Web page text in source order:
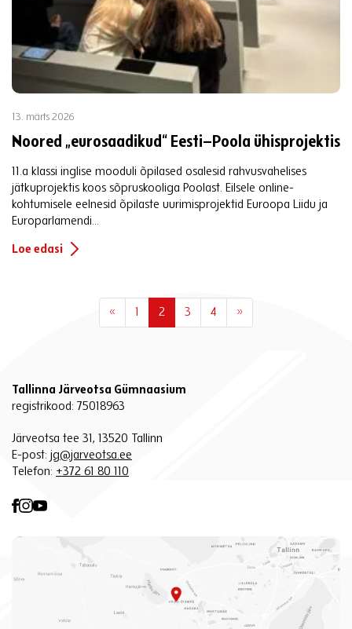
13. märts 2026
Noored „eurosaadikud“ Eesti–Poola ühisprojektis
11.a klassi inglise mooduli õpilased osalesid rahvusvahelises
jätkuprojektis koos sõpruskooliga Poolast. Eilsele online-
kohtumisele eelnesid õpilaste uurimisprojektid Euroopa Liidu ja
Europarlamendi...
Loe edasi
« 1 2 3 4 »
Tallinna Järveotsa Gümnaasium
registrikood: 75018963
Järveotsa tee 31, 13520 Tallinn
E-post: jg@jarveotsa.ee
Telefon: +372 61 80 110